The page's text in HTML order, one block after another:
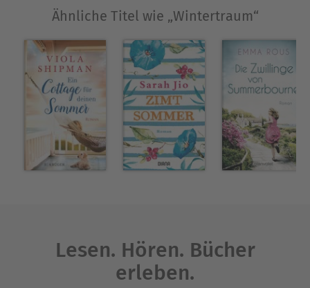
Ähnliche Titel wie „Wintertraum“
Lesen. Hören. Bücher
erleben.